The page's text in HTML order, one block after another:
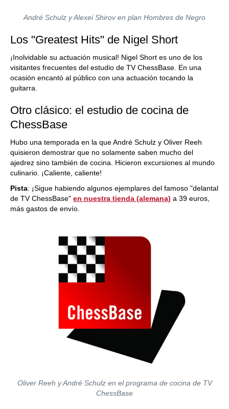
André Schulz y Alexei Shirov en plan Hombres de Negro
Los "Greatest Hits" de Nigel Short
¡Inolvidable su actuación musical! Nigel Short es uno de los
visitantes frecuentes del estudio de TV ChessBase. En una
ocasión encantó al público con una actuación tocando la
guitarra.
Otro clásico: el estudio de cocina de
ChessBase
Hubo una temporada en la que André Schulz y Oliver Reeh
quisieron demostrar que no solamente saben mucho del
ajedrez sino también de cocina. Hicieron excursiones al mundo
culinario. ¡Caliente, caliente!
Pista: ¡Sigue habiendo algunos ejemplares del famoso "delantal
de TV ChessBase" en nuestra tienda (alemana) a 39 euros,
más gastos de envío.
Oliver Reeh y André Schulz en el programa de cocina de TV
ChessBase